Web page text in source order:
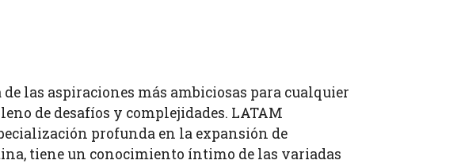
las aspiraciones más ambiciosas para cualquier
de desafíos y complejidades. LATAM
profunda en la expansión de
tiene un conocimiento íntimo de las variadas